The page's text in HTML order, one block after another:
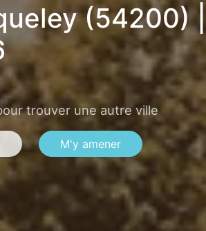
(54200) |
trouver une autre ville
M'y amener